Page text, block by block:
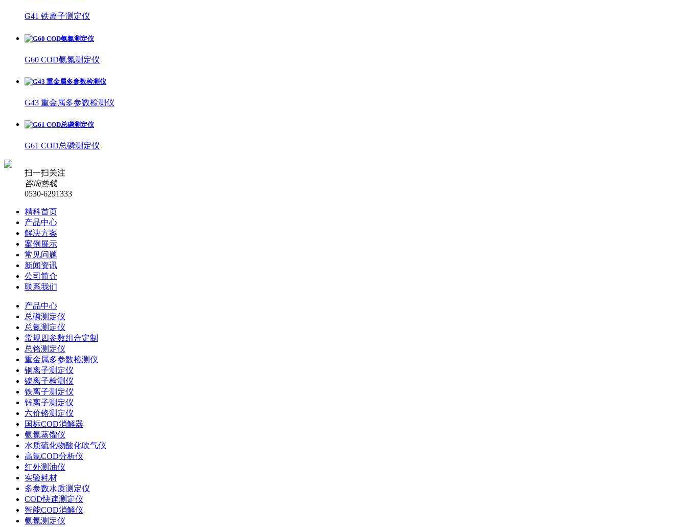
G41 铁离子测定仪
G60 COD氨氮测定仪
G43 重金属多参数检测仪
G61 COD总磷测定仪
扫一扫关注
咨询热线
0530-6291333
精科首页
产品中心
解决方案
案例展示
常见问题
新闻资讯
公司简介
联系我们
产品中心
总磷测定仪
总氮测定仪
常规四参数组合定制
总铬测定仪
重金属多参数检测仪
铜离子测定仪
镍离子检测仪
铁离子测定仪
锌离子测定仪
六价铬测定仪
国标COD消解器
氨氮蒸馏仪
水质硫化物酸化吹气仪
高氯COD分析仪
红外测油仪
实验耗材
多参数水质测定仪
COD快速测定仪
智能COD消解仪
氨氮测定仪